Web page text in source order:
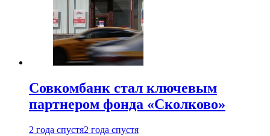
Совкомбанк стал ключевым
партнером фонда «Сколково»
2 года спустя2 года спустя